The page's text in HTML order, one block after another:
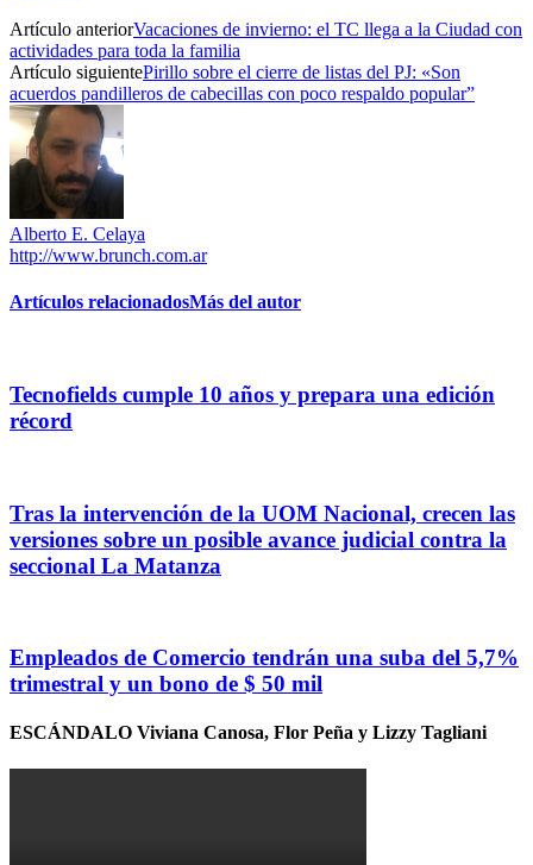
Artículo anteriorVacaciones de invierno: ​el TC llega a la Ciudad con
actividades para toda la familia
Artículo siguientePirillo sobre el cierre de listas del PJ: «Son
acuerdos pandilleros de cabecillas con poco respaldo popular”
Alberto E. Celaya
http://www.brunch.com.ar
Artículos relacionadosMás del autor
Tecnofields cumple 10 años y prepara una edición
récord
Tras la intervención de la UOM Nacional, crecen las
versiones sobre un posible avance judicial contra la
seccional La Matanza
Empleados de Comercio tendrán una suba del 5,7%
trimestral y un bono de $ 50 mil
ESCÁNDALO Viviana Canosa, Flor Peña y Lizzy Tagliani